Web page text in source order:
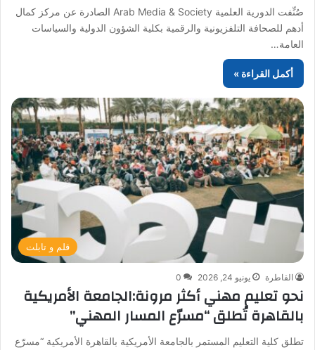
صُنِّفت الدورية العلمية Arab Media & Society الصادرة عن مركز كمال
أدهم للصحافة التلفزيونية والرقمية بكلية الشؤون الدولية والسياسات
العامة…
أكمل القراءة »
قلم و تابلت
القاطرة يونيو 24, 2026 0
نحو تعليم مهني أكثر مرونة:الجامعة الأمريكية
بالقاهرة تُطلق “مسرّع المسار المهني”
تطلق كلية التعليم المستمر بالجامعة الأمريكية بالقاهرة الأمريكية “مسرّع